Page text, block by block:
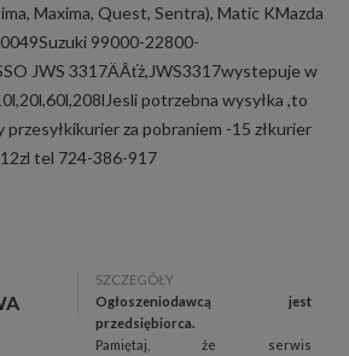
Maxima, Quest, Sentra), Matic KMazda
99000-22800-
JWS 3317ÄÂťż,JWS3317wystepuje w
potrzebna wysyłka ,to
za pobraniem -15 złkurier
tel 724-386-917
SZCZEGÓŁY
Ogłoszeniodawcą jest
przedsiębiorca.
Pamiętaj, że serwis